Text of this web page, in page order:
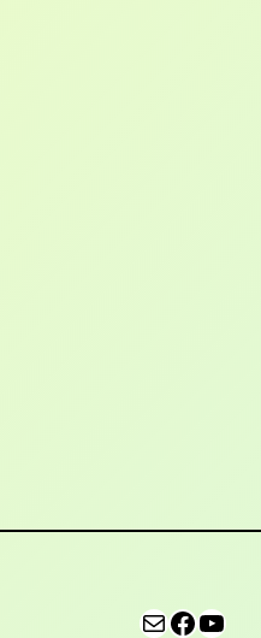
E-pošta Facebook YouTube